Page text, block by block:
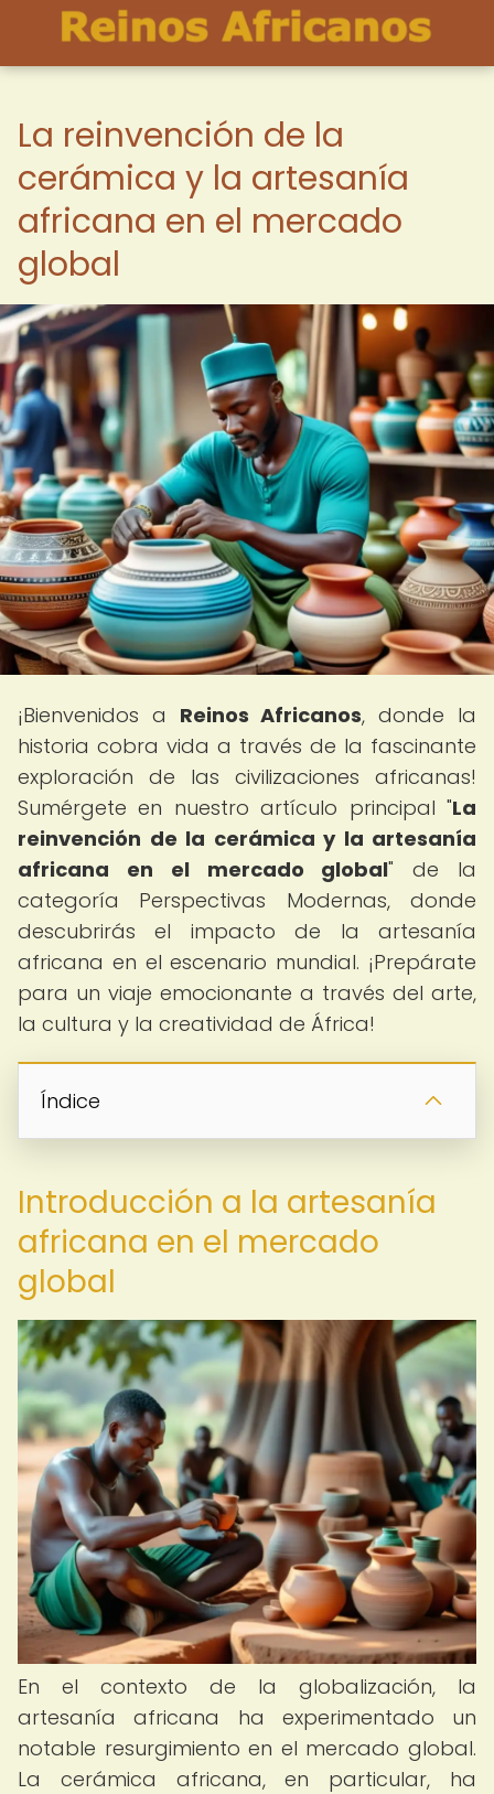
La reinvención de la
cerámica y la artesanía
africana en el mercado
global
¡Bienvenidos a Reinos Africanos, donde la
historia cobra vida a través de la fascinante
exploración de las civilizaciones africanas!
Sumérgete en nuestro artículo principal "La
reinvención de la cerámica y la artesanía
africana en el mercado global" de la
categoría Perspectivas Modernas, donde
descubrirás el impacto de la artesanía
africana en el escenario mundial. ¡Prepárate
para un viaje emocionante a través del arte,
la cultura y la creatividad de África!
Índice
Introducción a la artesanía
africana en el mercado
global
En el contexto de la globalización, la
artesanía africana ha experimentado un
notable resurgimiento en el mercado global.
La cerámica africana, en particular, ha